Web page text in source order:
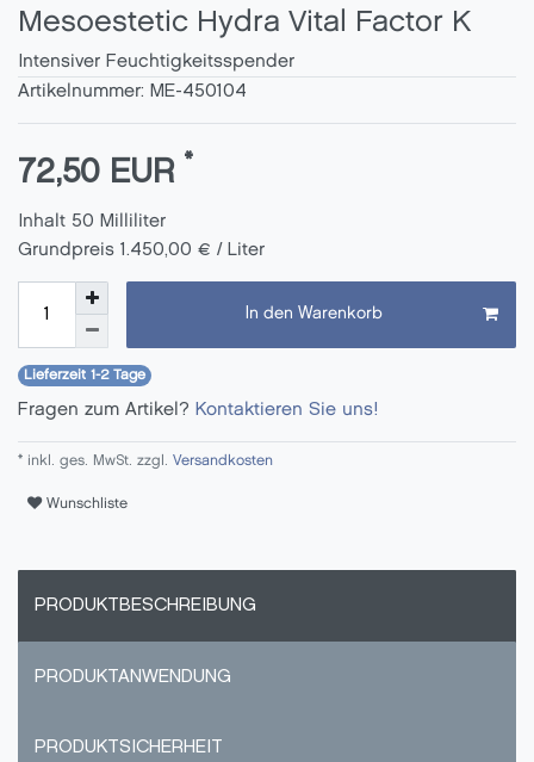
Mesoestetic Hydra Vital Factor K
Intensiver Feuchtigkeitsspender
Artikelnummer: ME-450104
72,50 EUR *
Inhalt 50 Milliliter
Grundpreis 1.450,00 € / Liter
In den Warenkorb
Lieferzeit 1-2 Tage
Fragen zum Artikel? Kontaktieren Sie uns!
* inkl. ges. MwSt. zzgl. Versandkosten
Wunschliste
PRODUKTBESCHREIBUNG
PRODUKTANWENDUNG
PRODUKTSICHERHEIT